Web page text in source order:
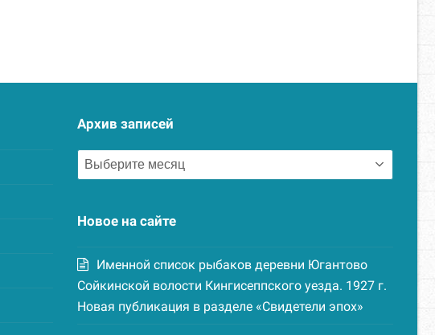
Архив записей
Архив
записей
Новое на сайте
Именной список рыбаков деревни Югантово
Сойкинской волости Кингисеппского уезда. 1927 г.
Новая публикация в разделе «Свидетели эпох»